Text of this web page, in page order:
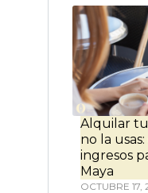
Alquilar
no la
ingresos
Maya
OCTUBRE 17,